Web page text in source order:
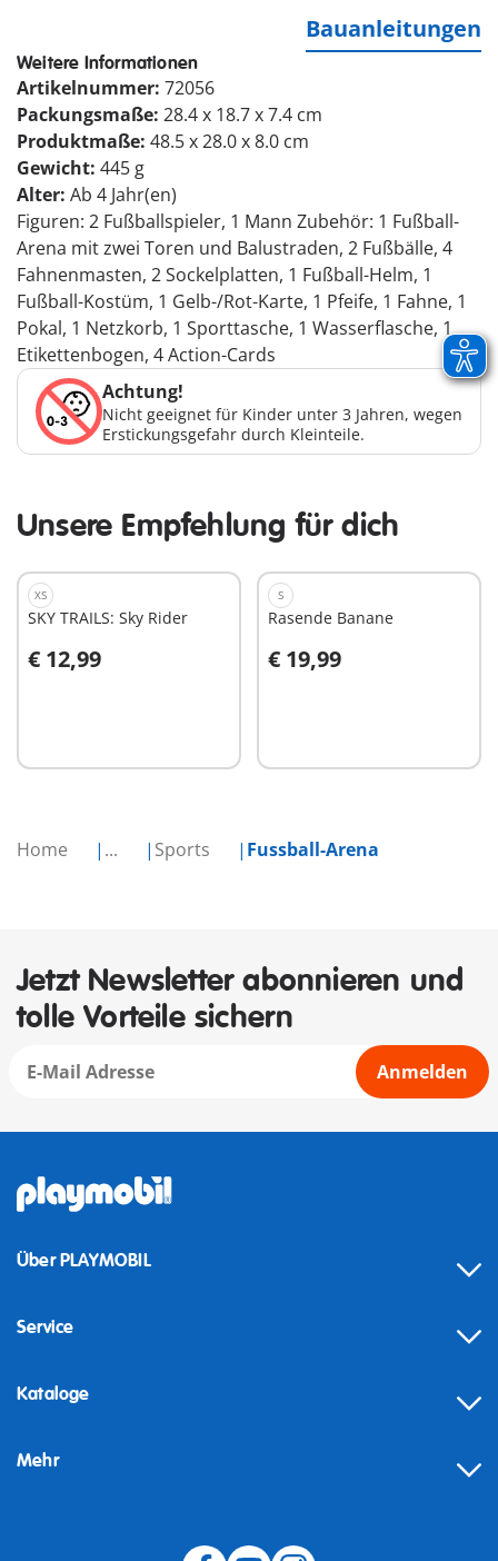
Home ... Sports Fussball-Arena
Bauanleitungen
Weitere Informationen
Artikelnummer: 72056
Packungsmaße: 28.4 x 18.7 x 7.4 cm
Produktmaße: 48.5 x 28.0 x 8.0 cm
Gewicht: 445 g
Alter: Ab 4 Jahr(en)
Figuren: 2 Fußballspieler, 1 Mann Zubehör: 1 Fußball-
Arena mit zwei Toren und Balustraden, 2 Fußbälle, 4
Fahnenmasten, 2 Sockelplatten, 1 Fußball-Helm, 1
Fußball-Kostüm, 1 Gelb-/Rot-Karte, 1 Pfeife, 1 Fahne, 1
Pokal, 1 Netzkorb, 1 Sporttasche, 1 Wasserflasche, 1
Etikettenbogen, 4 Action-Cards
Achtung!
Nicht geeignet für Kinder unter 3 Jahren, wegen
Erstickungsgefahr durch Kleinteile.
Unsere Empfehlung für dich
XS
SKY TRAILS: Sky Rider
€ 12,99
In den Warenkorb
S
Rasende Banane
€ 19,99
In den Warenkorb
Jetzt Newsletter abonnieren und
tolle Vorteile sichern
Anmelden
Über PLAYMOBIL
Service
Kataloge
Mehr